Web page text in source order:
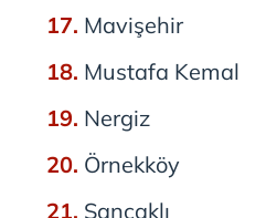
Mavişehir
Mustafa Kemal
Nergiz
Örnekköy
Sancaklı